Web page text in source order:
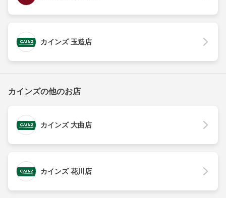
カインズ 玉造店
カインズの他のお店
カインズ 大曲店
カインズ 花川店